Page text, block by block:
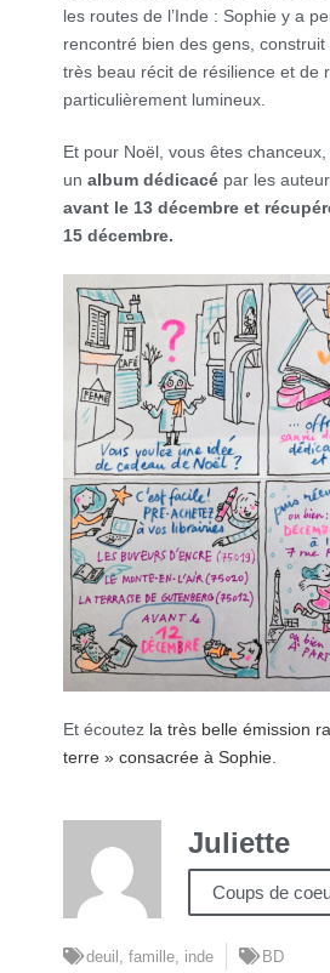
les routes de l’Inde : Sophie y a
rencontré bien des gens, construit
très beau récit de résilience et de
particulièrement lumineux.
Et pour Noël, vous êtes
unalbum dédicacé par les
avant le 13 décembre et
15 décembre.
Et écoutez la très belle émission
terre » consacrée à Sophie
Juliette
Coups de
deuil ,famille inde BD